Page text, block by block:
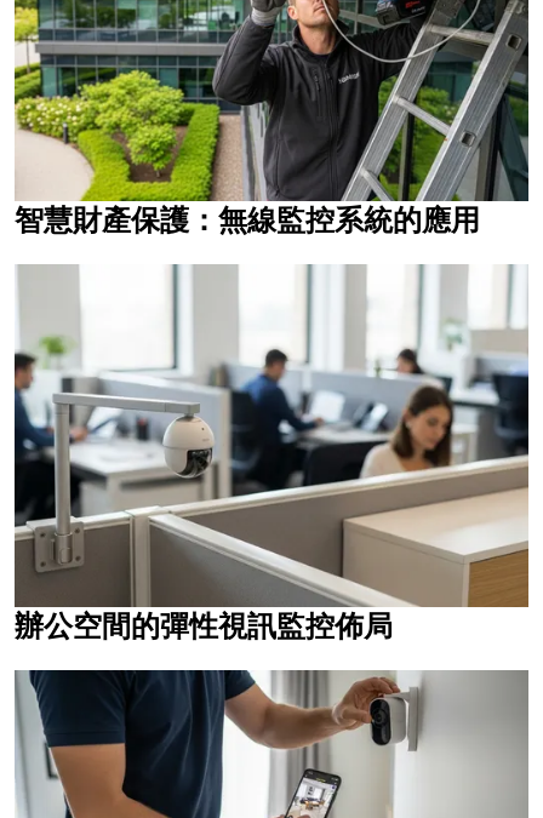
智慧財產保護：無線監控系統的應用
辦公空間的彈性視訊監控佈局